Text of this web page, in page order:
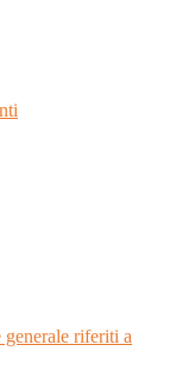
riferiti a